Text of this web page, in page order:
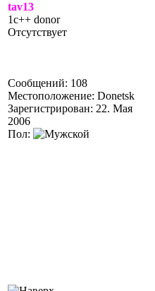
tav13
1c++ donor
Отсутствует
Сообщений: 108
Местоположение: Donetsk
Зарегистрирован: 22. Мая
2006
Пол: